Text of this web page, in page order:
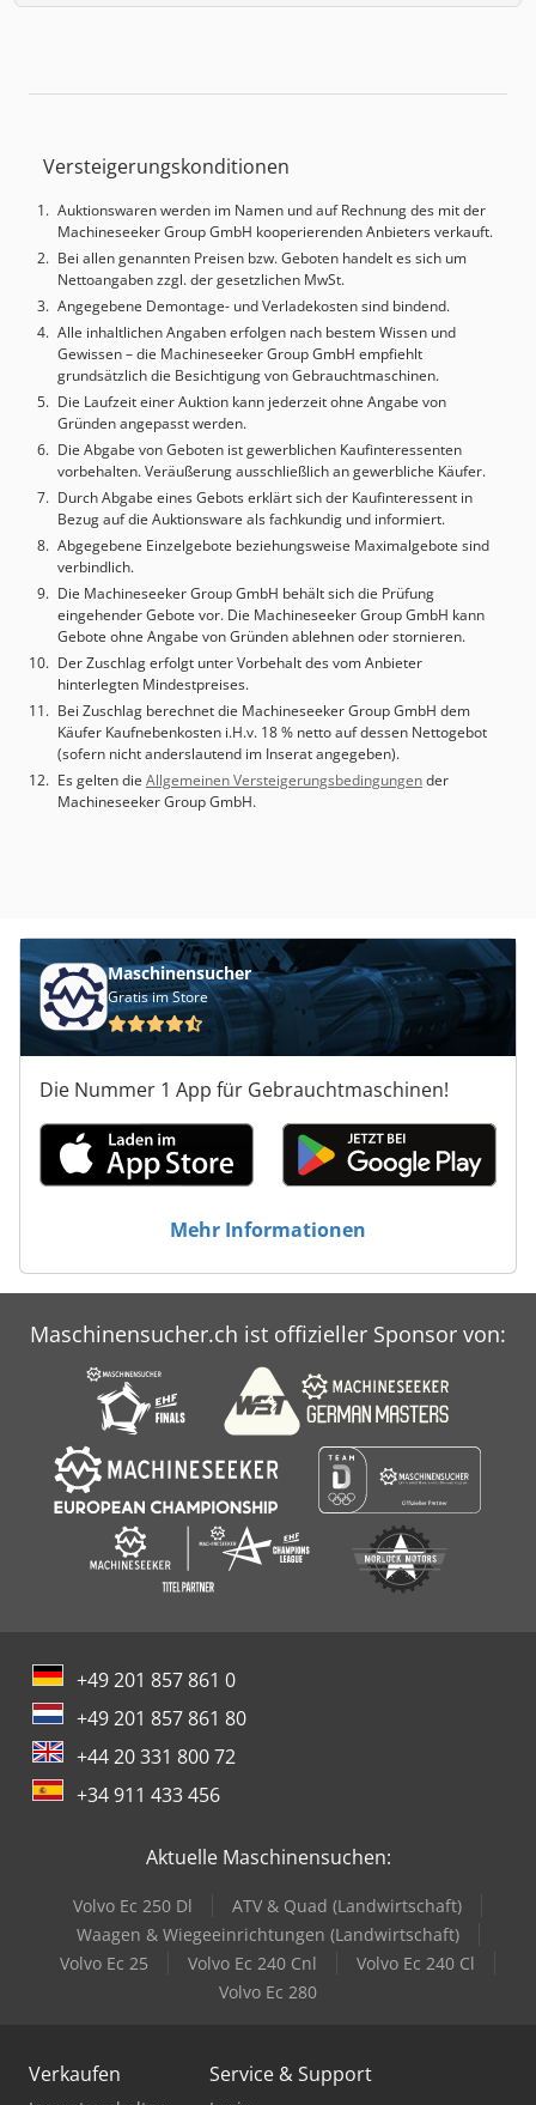
Versteigerungskonditionen
Auktionswaren werden im Namen und auf Rechnung des mit der
Machineseeker Group GmbH kooperierenden Anbieters verkauft.
Bei allen genannten Preisen bzw. Geboten handelt es sich um
Nettoangaben zzgl. der gesetzlichen MwSt.
Angegebene Demontage- und Verladekosten sind bindend.
Alle inhaltlichen Angaben erfolgen nach bestem Wissen und
Gewissen – die Machineseeker Group GmbH empfiehlt
grundsätzlich die Besichtigung von Gebrauchtmaschinen.
Die Laufzeit einer Auktion kann jederzeit ohne Angabe von
Gründen angepasst werden.
Die Abgabe von Geboten ist gewerblichen Kaufinteressenten
vorbehalten. Veräußerung ausschließlich an gewerbliche Käufer.
Durch Abgabe eines Gebots erklärt sich der Kaufinteressent in
Bezug auf die Auktionsware als fachkundig und informiert.
Abgegebene Einzelgebote beziehungsweise Maximalgebote sind
verbindlich.
Die Machineseeker Group GmbH behält sich die Prüfung
eingehender Gebote vor. Die Machineseeker Group GmbH kann
Gebote ohne Angabe von Gründen ablehnen oder stornieren.
Der Zuschlag erfolgt unter Vorbehalt des vom Anbieter
hinterlegten Mindestpreises.
Bei Zuschlag berechnet die Machineseeker Group GmbH dem
Käufer Kaufnebenkosten i.H.v. 18 % netto auf dessen Nettogebot
(sofern nicht anderslautend im Inserat angegeben).
Es gelten die Allgemeinen Versteigerungsbedingungender
Machineseeker Group GmbH.
Maschinensucher
Gratis im Store
Die Nummer 1 App für Gebrauchtmaschinen!
Mehr Informationen
Maschinensucher.ch ist offizieller Sponsor von:
+49 201 857 861 0
+49 201 857 861 80
+44 20 331 800 72
+34 911 433 456
Aktuelle Maschinensuchen:
Volvo Ec 250 Dl
ATV & Quad (Landwirtschaft)
Waagen & Wiegeeinrichtungen (Landwirtschaft)
Volvo Ec 25
Volvo Ec 240 Cnl
Volvo Ec 240 Cl
Volvo Ec 280
Verkaufen Service & Support